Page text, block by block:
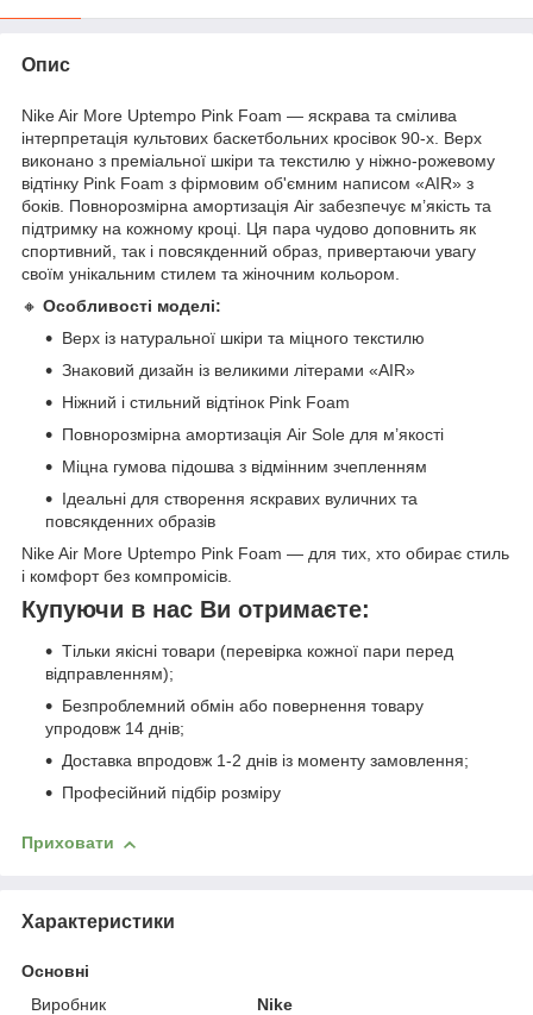
Опис
Nike Air More Uptempo Pink Foam — яскрава та смілива
інтерпретація культових баскетбольних кросівок 90-х. Верх
виконано з преміальної шкіри та текстилю у ніжно-рожевому
відтінку Pink Foam з фірмовим об'ємним написом «AIR» з
боків. Повнорозмірна амортизація Air забезпечує м’якість та
підтримку на кожному кроці. Ця пара чудово доповнить як
спортивний, так і повсякденний образ, привертаючи увагу
своїм унікальним стилем та жіночним кольором.
🔸 Особливості моделі:
Верх із натуральної шкіри та міцного текстилю
Знаковий дизайн із великими літерами «AIR»
Ніжний і стильний відтінок Pink Foam
Повнорозмірна амортизація Air Sole для м’якості
Міцна гумова підошва з відмінним зчепленням
Ідеальні для створення яскравих вуличних та
повсякденних образів
Nike Air More Uptempo Pink Foam — для тих, хто обирає стиль
і комфорт без компромісів.
Купуючи в нас Ви отримаєте:
Тільки якісні товари (перевірка кожної пари перед
відправленням);
Безпроблемний обмін або повернення товару
упродовж 14 днів;
Доставка впродовж 1-2 днів із моменту замовлення;
Професійний підбір розміру
Приховати
Характеристики
Основні
Виробник
Nike